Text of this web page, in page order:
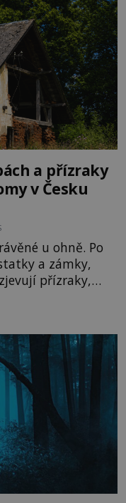
a přízraky
v Česku
u ohně. Po
a zámky,
přízraky,
se dějí podivné
svědectví po
se svědectví